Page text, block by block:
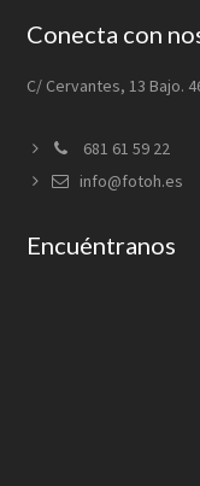
Conecta con
C/ Cervantes, 13 Bajo.
681 61 59 22
info@fotoh.es
Encuéntranos